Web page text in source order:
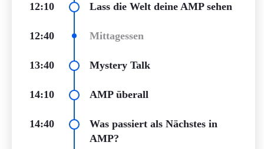
12:10 Lass die Welt deine AMP sehen
12:40 Mittagessen
13:40 Mystery Talk
14:10 AMP überall
14:40
Was passiert als Nächstes in
AMP?